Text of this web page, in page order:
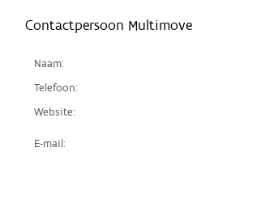
Contactpersoon Multimove
Naam:
Telefoon:
Website:
E-mail: